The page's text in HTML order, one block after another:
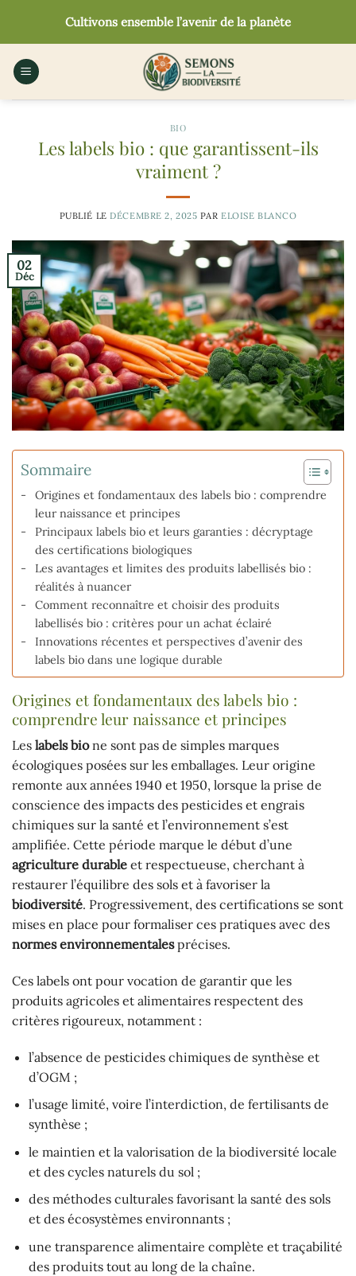
contenu
Cultivons ensemble l’avenir de la planète
BIO
Les labels bio : que garantissent-ils
vraiment ?
PUBLIÉ LEDÉCEMBRE 2, 2025 PARELOISE BLANCO
02
Déc
Sommaire
Origines et fondamentaux des labels bio : comprendre
leur naissance et principes
Principaux labels bio et leurs garanties : décryptage
des certifications biologiques
Les avantages et limites des produits labellisés bio :
réalités à nuancer
Comment reconnaître et choisir des produits
labellisés bio : critères pour un achat éclairé
Innovations récentes et perspectives d’avenir des
labels bio dans une logique durable
Origines et fondamentaux des labels bio :
comprendre leur naissance et principes
Les labels bione sont pas de simples marques
écologiques posées sur les emballages. Leur origine
remonte aux années 1940 et 1950, lorsque la prise de
conscience des impacts des pesticides et engrais
chimiques sur la santé et l’environnement s’est
amplifiée. Cette période marque le début d’une
agriculture durable et respectueuse, cherchant à
restaurer l’équilibre des sols et à favoriser la
biodiversité. Progressivement, des certifications se sont
mises en place pour formaliser ces pratiques avec des
normes environnementalesprécises.
Ces labels ont pour vocation de garantir que les
produits agricoles et alimentaires respectent des
critères rigoureux, notamment :
l’absence de pesticides chimiques de synthèse et
d’OGM ;
l’usage limité, voire l’interdiction, de fertilisants de
synthèse ;
le maintien et la valorisation de la biodiversité locale
et des cycles naturels du sol ;
des méthodes culturales favorisant la santé des sols
et des écosystèmes environnants ;
une transparence alimentaire complète et traçabilité
des produits tout au long de la chaîne.